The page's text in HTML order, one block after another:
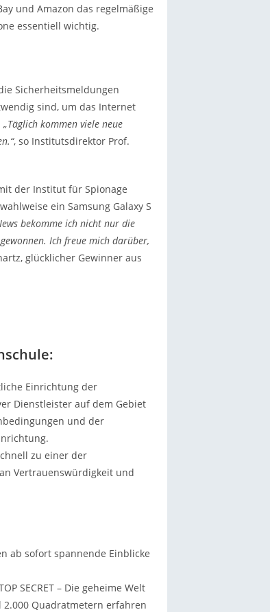
und Amazon das regelmäßige
essentiell wichtig.
Sicherheitsmeldungen
sind, um das Internet
„Täglich kommen viele neue
, so Institutsdirektor Prof.
der Institut für Spionage
ein Samsung Galaxy S
bekomme ich nicht nur die
Ich freue mich darüber,
glücklicher Gewinner aus
Einrichtung der
Dienstleister auf dem Gebiet
und der
zu einer der
Vertrauenswürdigkeit und
ab sofort spannende Einblicke
SECRET – Die geheime Welt
Quadratmetern erfahren